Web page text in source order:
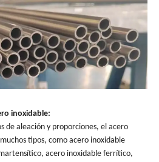
inoxidable:
de aleación y proporciones, el acero
tipos, como acero inoxidable
acero inoxidable ferrítico,